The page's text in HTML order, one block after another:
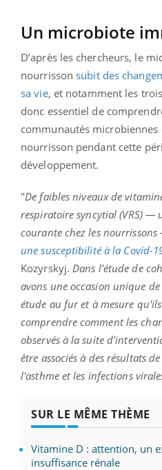
Un microbiote
D’après les chercheurs, le
nourrisson subit des
sa vie, et notamment les
donc essentiel de
communautés
nourrisson pendant cette
développement.
"De faibles niveaux de
respiratoire syncytial (VRS)
courante chez les
une susceptibilité à la Covid-
Kozyrskyj. Dans l'étude de
avons une occasion unique
étude au fur et à mesure
comprendre comment les
observés à la suite
être associés à des résultats
l'asthme et les infections
SUR LE MÊME THÈME
Vitamine D : attention, un
insuffisance rénale